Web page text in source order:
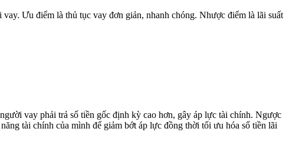
Ưu điểm là thủ tục vay đơn giản, nhanh chóng. Nhược điểm là lãi suất
vay phải trả số tiền gốc định kỳ cao hơn, gây áp lực tài chính. Ngược
tài chính của mình để giảm bớt áp lực đồng thời tối ưu hóa số tiền lãi